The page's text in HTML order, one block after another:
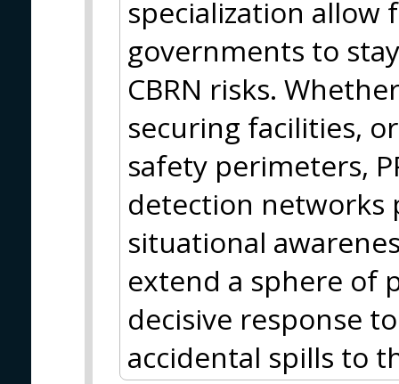
specialization allow
governments to
CBRN risks.
securing facilities,
safety perimeters,
detection networks
situational
extend a sphere of
decisive response
accidental spills to